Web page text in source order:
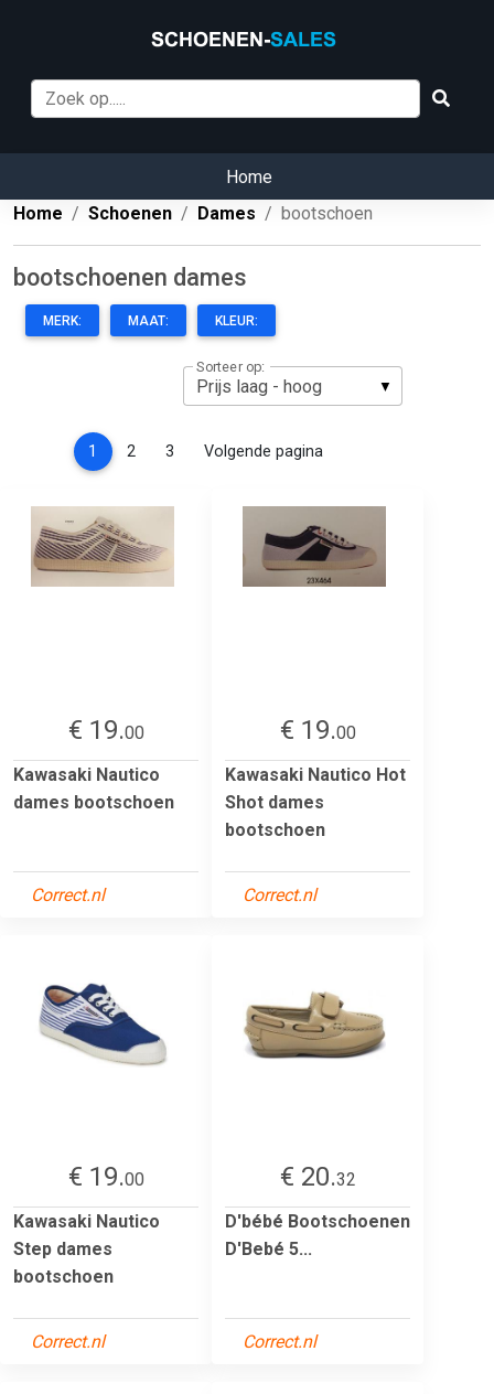
Home
Home
Schoenen Dames bootschoen
bootschoenen dames
MERK: MAAT: KLEUR:
Sorteer op:
1 (current)
2 3 Volgende pagina
€ 19.00
Kawasaki Nautico
dames bootschoen
Correct.nl
€ 19.00
Kawasaki Nautico Hot
Shot dames
bootschoen
Correct.nl
€ 19.00
Kawasaki Nautico
Step dames
bootschoen
Correct.nl
€ 20.32
D'bébé Bootschoenen
D'Bebé 5...
Correct.nl